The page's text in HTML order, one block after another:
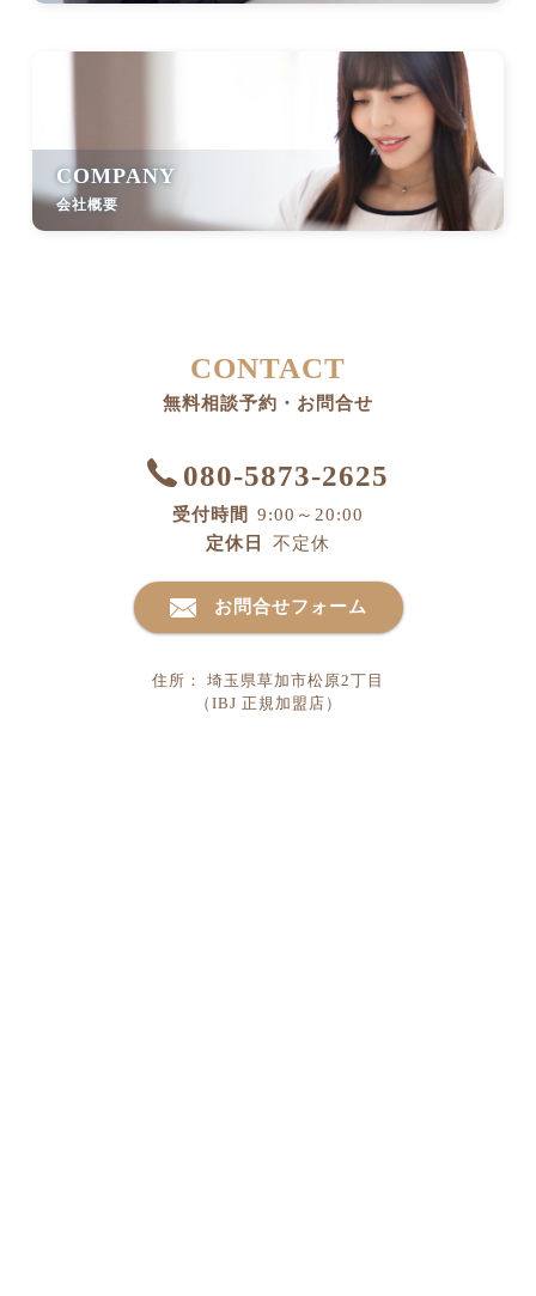
COMPANY
会社概要
CONTACT
無料相談予約・お問合せ
080-5873-2625
受付時間
9:00～20:00
定休日
不定休
お問合せフォーム
住所： 埼玉県草加市松原2丁目
（IBJ 正規加盟店）